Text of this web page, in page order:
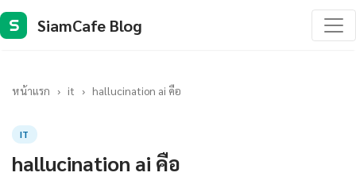
S SiamCafe Blog
หน้าแรก › it › hallucination ai คือ
IT
hallucination ai คือ